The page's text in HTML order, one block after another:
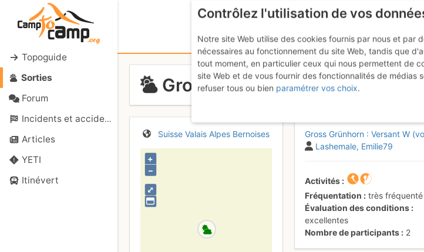
Topoguide
Sorties
Forum
Incidents et accidents
Articles
YETI
Itinévert
Gross Grünhorn : Versant W
Suisse Valais Alpes Bernoises
⤢
+
–
Gross Grünhorn : Versant W
Lashemale Emilie79
Activités
Fréquentation
très fréquenté
Évaluation des conditions
excellentes
Nombre de participants
2
Contrôlez l'utilisation de vos
Notre site Web utilise des cookies fournis par nous et par
nécessaires au fonctionnement du site Web, tandis que
tout moment, en particulier ceux qui nous permettent de
site Web et de vous fournir des fonctionnalités de médias
refuser tous ou bien paramétrer vos choix.